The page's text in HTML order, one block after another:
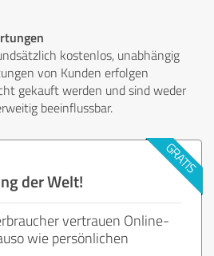
kostenlos, unabhängig
von Kunden erfolgen
gekauft werden und sind weder
beeinflussbar.
der Welt!
vertrauen Online-
wie persönlichen